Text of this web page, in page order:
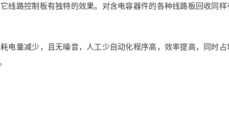
线路控制板有独特的效果。对含电容器件的各种线路板回收同样
电量减少，且无噪音，人工少自动化程序高，效率提高，同时占